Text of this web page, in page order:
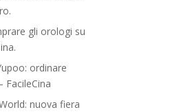
gli orologi su
ordinare
FacileCina
nuova fiera